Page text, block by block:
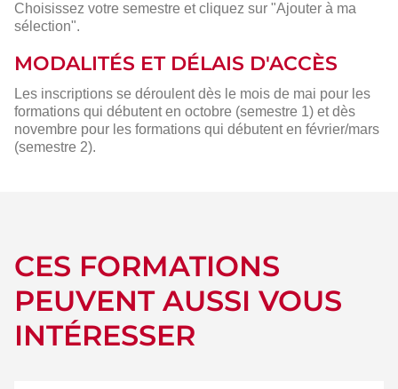
Choisissez votre semestre et cliquez sur "Ajouter à ma
sélection".
MODALITÉS ET DÉLAIS D'ACCÈS
Les inscriptions se déroulent dès le mois de mai pour les
formations qui débutent en octobre (semestre 1) et dès
novembre pour les formations qui débutent en février/mars
(semestre 2).
CES FORMATIONS
PEUVENT AUSSI VOUS
INTÉRESSER